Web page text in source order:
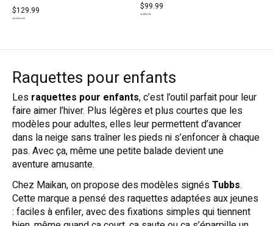
$129.99
$109.99
$99.99
$84.99
Raquettes pour enfants
Les raquettes pour enfants, c’est l’outil parfait pour leur
faire aimer l’hiver. Plus légères et plus courtes que les
modèles pour adultes, elles leur permettent d’avancer
dans la neige sans traîner les pieds ni s’enfoncer à chaque
pas. Avec ça, même une petite balade devient une
aventure amusante.
Chez Maikan, on propose des modèles signésTubbs.
Cette marque a pensé des raquettes adaptées aux jeunes
: faciles à enfiler, avec des fixations simples qui tiennent